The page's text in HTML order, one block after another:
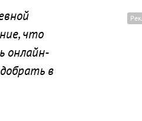
что
онлайн-
в